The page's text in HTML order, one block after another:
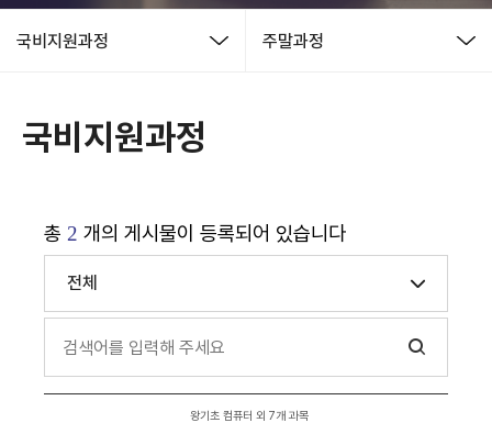
국비지원과정 주말과정
국비지원과정
총 2 개의 게시물이 등록되어 있습니다
전체
왕기초 컴퓨터 외 7개 과목